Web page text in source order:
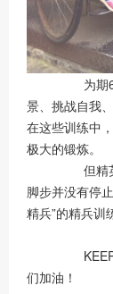
为期
景、挑战自我
在这些训练中
极大的锻炼。
但精
脚步并没有停
精兵”的精兵训
们加油！